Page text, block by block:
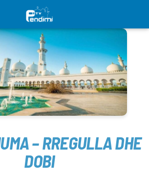
stations in the database]
– RREGULLA DHE
DOBI